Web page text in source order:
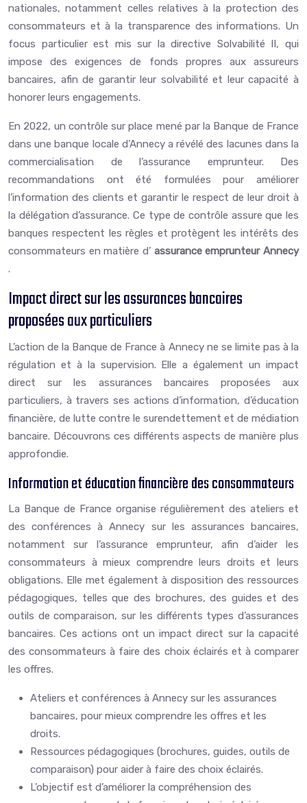
nationales, notamment celles relatives à la protection des
consommateurs et à la transparence des informations. Un
focus particulier est mis sur la directive Solvabilité II, qui
impose des exigences de fonds propres aux assureurs
bancaires, afin de garantir leur solvabilité et leur capacité à
honorer leurs engagements.
En 2022, un contrôle sur place mené par la Banque de France
dans une banque locale d’Annecy a révélé des lacunes dans la
commercialisation de l’assurance emprunteur. Des
recommandations ont été formulées pour améliorer
l’information des clients et garantir le respect de leur droit à
la délégation d’assurance. Ce type de contrôle assure que les
banques respectent les règles et protègent les intérêts des
consommateurs en matière d’ assurance emprunteur Annecy
.
Impact direct sur les assurances bancaires
proposées aux particuliers
L’action de la Banque de France à Annecy ne se limite pas à la
régulation et à la supervision. Elle a également un impact
direct sur les assurances bancaires proposées aux
particuliers, à travers ses actions d’information, d’éducation
financière, de lutte contre le surendettement et de médiation
bancaire. Découvrons ces différents aspects de manière plus
approfondie.
Information et éducation financière des consommateurs
La Banque de France organise régulièrement des ateliers et
des conférences à Annecy sur les assurances bancaires,
notamment sur l’assurance emprunteur, afin d’aider les
consommateurs à mieux comprendre leurs droits et leurs
obligations. Elle met également à disposition des ressources
pédagogiques, telles que des brochures, des guides et des
outils de comparaison, sur les différents types d’assurances
bancaires. Ces actions ont un impact direct sur la capacité
des consommateurs à faire des choix éclairés et à comparer
les offres.
Ateliers et conférences à Annecy sur les assurances
bancaires, pour mieux comprendre les offres et les
droits.
Ressources pédagogiques (brochures, guides, outils de
comparaison) pour aider à faire des choix éclairés.
L’objectif est d’améliorer la compréhension des